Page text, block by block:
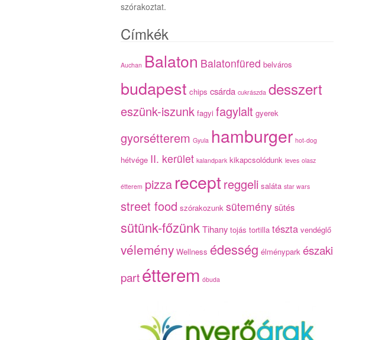
szórakoztat.
Címkék
Auchan Balaton Balatonfüred belváros
budapest chips csárda cukrászda desszert
eszünk-iszunk fagyi fagylalt gyerek
gyorsétterem Gyula hamburger hot-dog
hétvége II. kerület kalandpark kikapcsolódunk leves olasz
étterem pizza receptreggeli saláta star wars
street food szórakozunk süteménysütés
sütünk-főzünk Tihany tojás tortilla tészta vendéglő
vélemény Wellness édesség élménypark északi
partétterem óbuda